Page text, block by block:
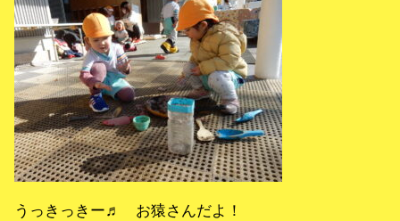
うっきっきー♬ お猿さんだよ！